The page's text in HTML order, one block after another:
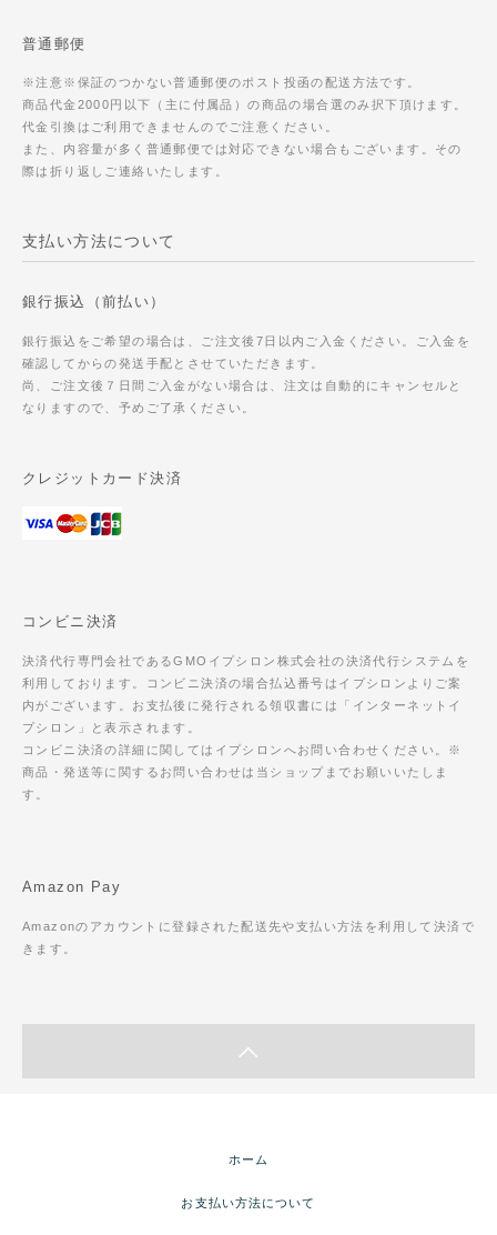
普通郵便
※注意※保証のつかない普通郵便のポスト投函の配送方法です。
商品代金2000円以下（主に付属品）の商品の場合選のみ択下頂けます。
代金引換はご利用できませんのでご注意ください。
また、内容量が多く普通郵便では対応できない場合もございます。その
際は折り返しご連絡いたします。
支払い方法について
銀行振込（前払い）
銀行振込をご希望の場合は、ご注文後7日以内ご入金ください。ご入金を
確認してからの発送手配とさせていただきます。
尚、ご注文後７日間ご入金がない場合は、注文は自動的にキャンセルと
なりますので、予めご了承ください。
クレジットカード決済
コンビニ決済
決済代行専門会社であるGMOイプシロン株式会社の決済代行システムを
利用しております。コンビニ決済の場合払込番号はイプシロンよりご案
内がございます。お支払後に発行される領収書には「インターネットイ
プシロン」と表示されます。
コンビニ決済の詳細に関してはイプシロンへお問い合わせください。※
商品・発送等に関するお問い合わせは当ショップまでお願いいたしま
す。
Amazon Pay
Amazonのアカウントに登録された配送先や支払い方法を利用して決済で
きます。
ホーム
お支払い方法について